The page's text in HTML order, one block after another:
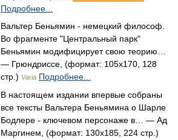
Подробнее...
Вальтер Беньямин - немецкий философ.
Во фрагменте "Центральный парк"
Беньямин модифицирует свою теорию…
— Грюндриссе, (формат: 105x170, 128
стр.) Varia Подробнее...
В настоящем издании впервые собраны
все тексты Вальтера Беньямина о Шарле
Бодлере - ключевом персонаже в… — Ад
Маргинем, (формат: 130x185, 224 стр.)